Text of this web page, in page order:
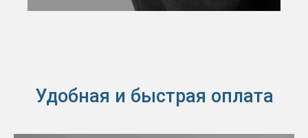
Удобная и быстрая оплата